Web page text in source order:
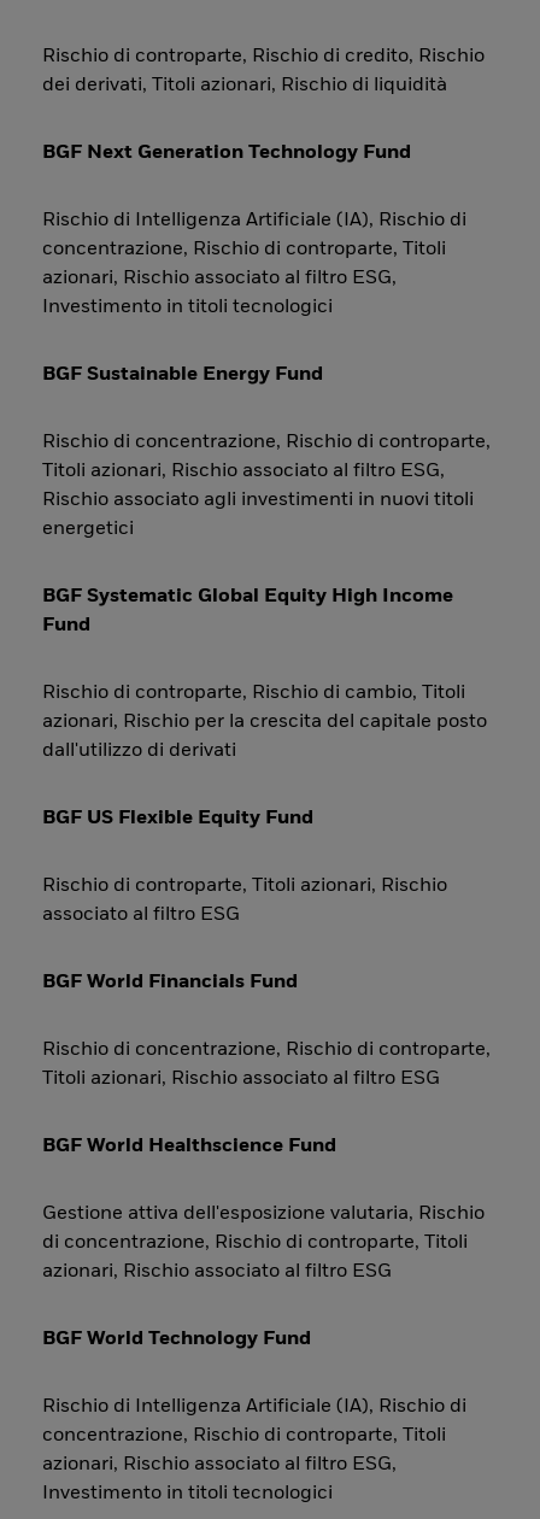
Rischio di controparte, Rischio di credito, Rischio
dei derivati, Titoli azionari, Rischio di liquidità
BGF Next Generation Technology Fund
Rischio di Intelligenza Artificiale (IA), Rischio di
concentrazione, Rischio di controparte, Titoli
azionari, Rischio associato al filtro ESG,
Investimento in titoli tecnologici
BGF Sustainable Energy Fund
Rischio di concentrazione, Rischio di controparte,
Titoli azionari, Rischio associato al filtro ESG,
Rischio associato agli investimenti in nuovi titoli
energetici
BGF Systematic Global Equity High Income
Fund
Rischio di controparte, Rischio di cambio, Titoli
azionari, Rischio per la crescita del capitale posto
dall'utilizzo di derivati
BGF US Flexible Equity Fund
Rischio di controparte, Titoli azionari, Rischio
associato al filtro ESG
BGF World Financials Fund
Rischio di concentrazione, Rischio di controparte,
Titoli azionari, Rischio associato al filtro ESG
BGF World Healthscience Fund
Gestione attiva dell'esposizione valutaria, Rischio
di concentrazione, Rischio di controparte, Titoli
azionari, Rischio associato al filtro ESG
BGF World Technology Fund
Rischio di Intelligenza Artificiale (IA), Rischio di
concentrazione, Rischio di controparte, Titoli
azionari, Rischio associato al filtro ESG,
Investimento in titoli tecnologici